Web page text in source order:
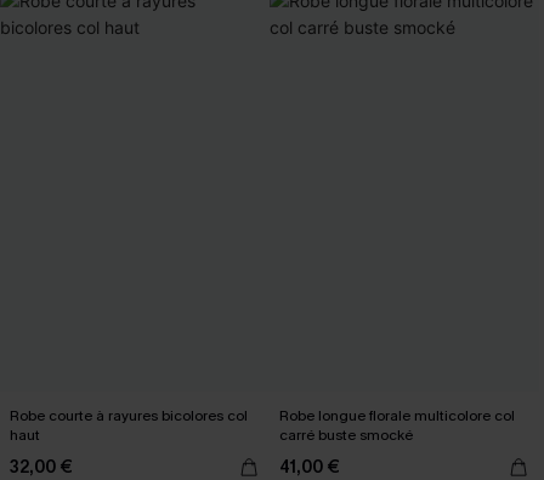
Robe courte à rayures bicolores col
haut
32,00 €
Robe longue florale multicolore col
carré buste smocké
41,00 €